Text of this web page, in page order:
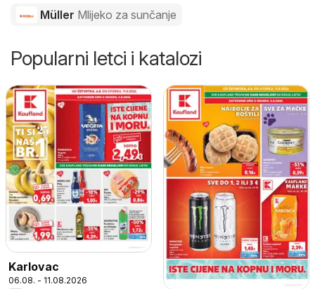
Müller Mlijeko za sunčanje
Popularni letci i katalozi
Karlovac
06.08. - 11.08.2026